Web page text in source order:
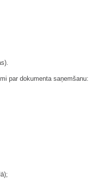
par dokumenta saņemšanu: